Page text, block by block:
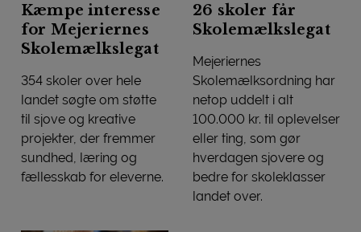
Kæmpe interesse
for Mejeriernes
Skolemælkslegat
354 skoler over hele
landet søgte om støtte
til sjove og kreative
projekter, der fremmer
sundhed, læring og
fællesskab for eleverne.
Kæmpe interesse for Mejeriernes Skolemælkslegat
26 skoler får
Skolemælkslegat
Mejeriernes
Skolemælksordning har
netop uddelt i alt
100.000 kr. til oplevelser
eller ting, som gør
hverdagen sjovere og
bedre for skoleklasser
landet over.